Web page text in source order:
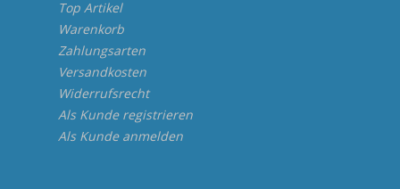
Top Artikel
Warenkorb
Zahlungsarten
Versandkosten
Widerrufsrecht
Als Kunde registrieren
Als Kunde anmelden